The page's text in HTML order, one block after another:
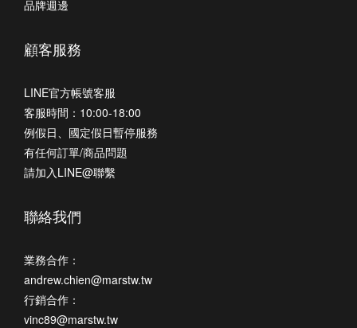
品牌週邊
顧客服務
LINE官方帳號客服
客服時間：10:00-18:00
例假日、國定假日暫停服務
有任何訂單/商品問題
請加入LINE@聯繫
聯絡我們
業務合作：
andrew.chien@marstw.tw
行銷合作：
vinc89@marstw.tw